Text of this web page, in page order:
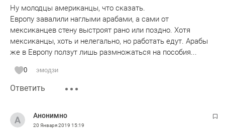
Ну молодцы американцы, что сказать.
Европу завалили наглыми арабами, а сами от
мексиканцев стену выстроят рано или поздно. Хотя
мексиканцы, хоть и нелегально, но работать едут. Арабы
же в Европу ползут лишь размножаться на пособия...
0 эмодзи
Ответить
Анонимно
20 Января 2019 15:19